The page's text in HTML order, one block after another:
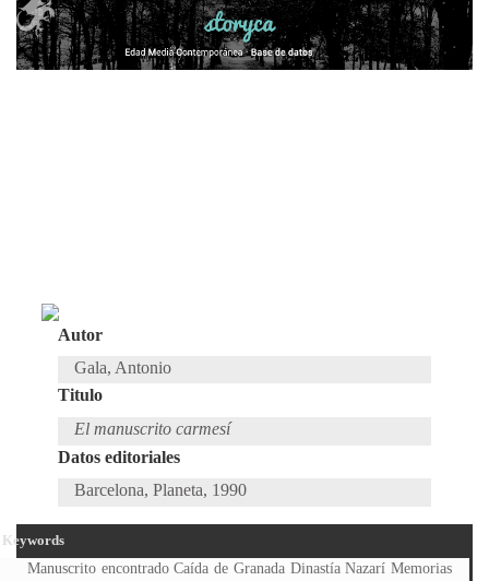
Autor
Gala, Antonio
Titulo
El manuscrito carmesí
Datos editoriales
Barcelona, Planeta, 1990
Keywords
Manuscrito encontrado Caída de Granada Dinastía Nazarí Memorias